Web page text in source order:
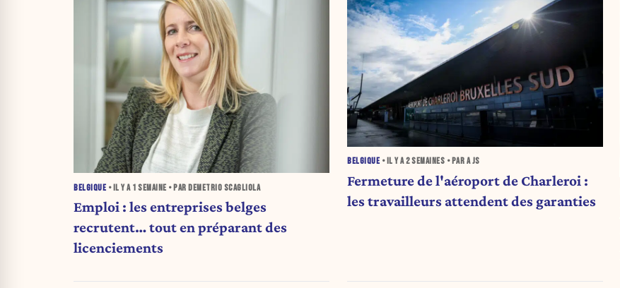
BELGIQUE • IL Y A 1 SEMAINE • PAR DEMETRIO SCAGLIOLA
Emploi : les entreprises belges
recrutent… tout en préparant des
licenciements
BELGIQUE • IL Y A2 SEMAINES • PAR A JS
Fermeture de l'aéroport de Charleroi :
les travailleurs attendent des garanties